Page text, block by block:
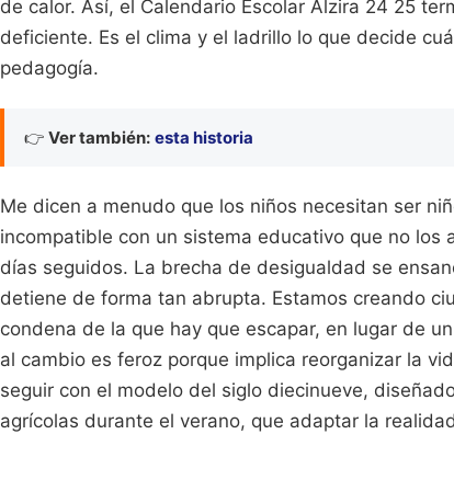
de calor. Así, el Calendario Escolar Alzira 24 25
deficiente. Es el clima y el ladrillo lo que decide
pedagogía.
👉 Ver también: esta historia
Me dicen a menudo que los niños necesitan ser
incompatible con un sistema educativo que no
días seguidos. La brecha de desigualdad se
detiene de forma tan abrupta. Estamos creando
condena de la que hay que escapar, en lugar de
al cambio es feroz porque implica reorganizar la
seguir con el modelo del siglo diecinueve,
agrícolas durante el verano, que adaptar la